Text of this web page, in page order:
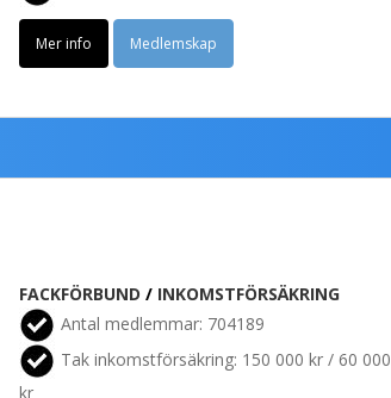
Mer info Medlemskap
FACKFÖRBUND / INKOMSTFÖRSÄKRING
Antal medlemmar: 704189
Tak inkomstförsäkring: 150 000 kr / 60 000
kr